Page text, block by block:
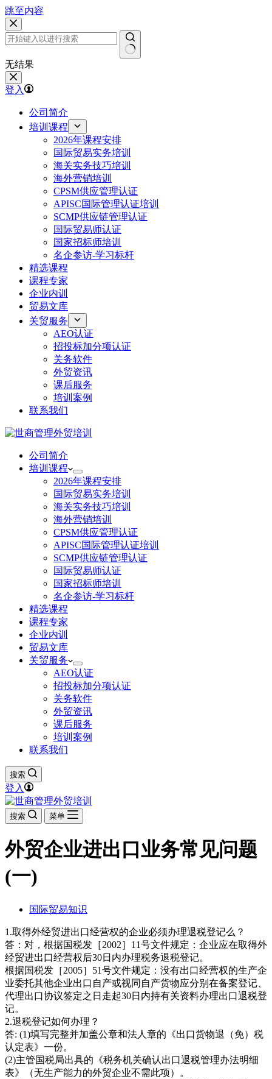
跳至内容
无结果
登入
公司简介
培训课程
2026年课程安排
国际贸易实务培训
海关实务技巧培训
海外营销培训
CPSM供应管理认证
APISC国际管理认证培训
SCMP供应链管理认证
国际贸易师认证
国家招标师培训
名企参访-学习标杆
精选课程
课程专家
企业内训
贸易文库
关贸服务
AEO认证
招投标加分项认证
关务软件
外贸资讯
课后服务
培训案例
联系我们
公司简介
培训课程
2026年课程安排
国际贸易实务培训
海关实务技巧培训
海外营销培训
CPSM供应管理认证
APISC国际管理认证培训
SCMP供应链管理认证
国际贸易师认证
国家招标师培训
名企参访-学习标杆
精选课程
课程专家
企业内训
贸易文库
关贸服务
AEO认证
招投标加分项认证
关务软件
外贸资讯
课后服务
培训案例
联系我们
搜索
登入
搜索 菜单
外贸企业进出口业务常见问题
(一)
国际贸易知识
1.取得外经贸进出口经营权的企业必须办理退税登记么？
答：对，根据国税发［2002］11号文件规定：企业应在取得外
经贸进出口经营权后30日内办理税务退税登记。
根据国税发［2005］51号文件规定：没有出口经营权的生产企
业委托其他企业出口自产或视同自产货物应分别在备案登记、
代理出口协议签定之日走起30日内持有关资料办理出口退税登
记。
2.退税登记如何办理？
答: (1)填写完整并加盖公章和法人章的《出口货物退（免）税
认定表》一份。
(2)主管国税局出具的《税务机关确认出口退税管理办法明细
表》（无生产能力的外贸企业不需此项）。